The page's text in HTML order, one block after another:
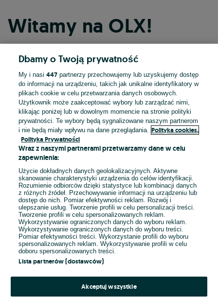
Witamy na OLX!
Kontynuuj przez Facebooka
Kontynuuj przez konto Apple
Kontynuuj przez konto Google
LUB
E-mail
Hasło
Dbamy o Twoją prywatność
My i nasi447 partnerzy przechowujemy lub uzyskujemy dostęp
do informacji na urządzeniu, takich jak unikalne identyfikatory w
plikach cookie w celu przetwarzania danych osobowych.
Użytkownik może zaakceptować wybory lub zarządzać nimi,
klikając poniżej lub w dowolnym momencie na stronie polityki
prywatności. Te wybory będą sygnalizowane naszym partnerom
i nie będą miały wpływu na dane przeglądania.
Polityka cookies,
Polityka Prywatności
Wraz z naszymi partnerami przetwarzamy dane w celu
zapewnienia:
Użycie dokładnych danych geolokalizacyjnych. Aktywne
skanowanie charakterystyki urządzenia do celów identyfikacji.
Rozumienie odbiorców dzięki statystyce lub kombinacji danych
z różnych źródeł. Przechowywanie informacji na urządzeniu lub
dostęp do nich. Pomiar efektywności reklam. Rozwój i
ulepszanie usług. Tworzenie profili w celu personalizacji treści.
Tworzenie profili w celu spersonalizowanych reklam.
Wykorzystywanie ograniczonych danych do wyboru reklam.
Wykorzystywanie ograniczonych danych do wyboru treści.
Pomiar efektywności treści. Wykorzystanie profili do wyboru
spersonalizowanych reklam. Wykorzystywanie profili w celu
doboru spersonalizowanych treści.
Lista partnerów (dostawców)
Akceptuj wszystkie